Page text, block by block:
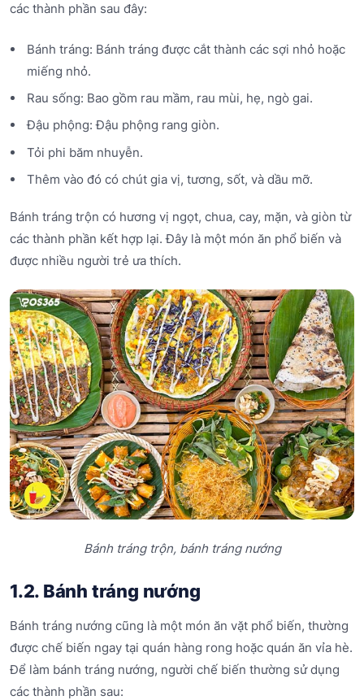
các thành phần sau đây:
Bánh tráng: Bánh tráng được cắt thành các sợi nhỏ hoặc
miếng nhỏ.
Rau sống: Bao gồm rau mầm, rau mùi, hẹ, ngò gai.
Đậu phộng: Đậu phộng rang giòn.
Tỏi phi băm nhuyễn.
Thêm vào đó có chút gia vị, tương, sốt, và dầu mỡ.
Bánh tráng trộn có hương vị ngọt, chua, cay, mặn, và giòn từ
các thành phần kết hợp lại. Đây là một món ăn phổ biến và
được nhiều người trẻ ưa thích.
Bánh tráng trộn, bánh tráng nướng
1.2. Bánh tráng nướng
Bánh tráng nướng cũng là một món ăn vặt phổ biến, thường
được chế biến ngay tại quán hàng rong hoặc quán ăn vỉa hè.
Để làm bánh tráng nướng, người chế biến thường sử dụng
các thành phần sau: